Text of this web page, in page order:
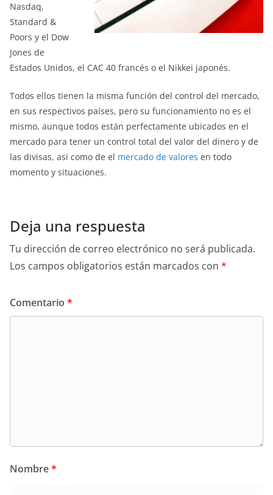
Nasdaq,
Standard &
Poors y el Dow
Jones de
Estados Unidos, el CAC 40 francés o el Nikkei japonés.
Todos ellos tienen la misma función del control del mercado,
en sus respectivos países, pero su funcionamiento no es el
mismo, aunque todos están perfectamente ubicados en el
mercado para tener un control total del valor del dinero y de
las divisas, asi como de el mercado de valores en todo
momento y situaciones.
Deja una respuesta
Tu dirección de correo electrónico no será publicada.
Los campos obligatorios están marcados con *
Comentario *
Nombre*